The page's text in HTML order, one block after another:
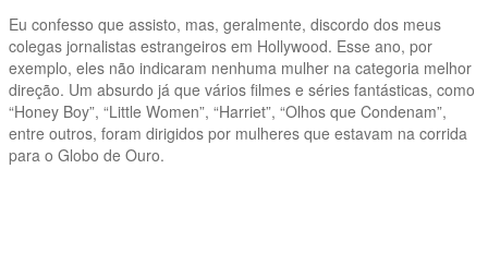
Eu confesso que assisto, mas, geralmente, discordo dos meus
colegas jornalistas estrangeiros em Hollywood. Esse ano, por
exemplo, eles não indicaram nenhuma mulher na categoria melhor
direção. Um absurdo já que vários filmes e séries fantásticas, como
“Honey Boy”, “Little Women”, “Harriet”, “Olhos que Condenam”,
entre outros, foram dirigidos por mulheres que estavam na corrida
para o Globo de Ouro.